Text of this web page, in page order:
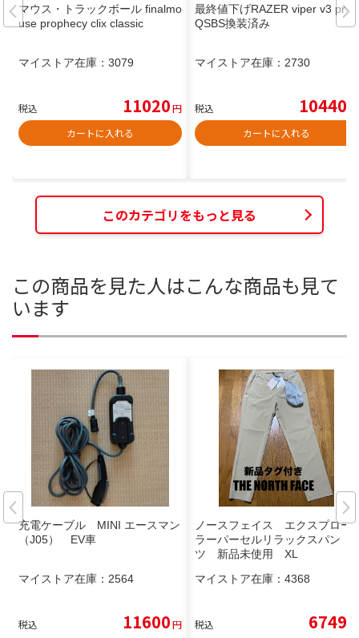
マウス・トラックボール finalmo
use prophecy clix classic
マイストア在庫： 3079
税込 11020円
カートに入れる
最終値下げRAZER viper v3 pro
QSBS換装済み
マイストア在庫： 2730
税込 10440
カートに入れる
このカテゴリをもっと見る
この商品を見た人はこんな商品も見て
います
充電ケーブル MINI エースマン
（J05） EV車
マイストア在庫： 2564
税込 11600円
ノースフェイス エクスプロー
ラーパーセルリラックスパン
ツ 新品未使用 XL
マイストア在庫： 4368
税込 6749